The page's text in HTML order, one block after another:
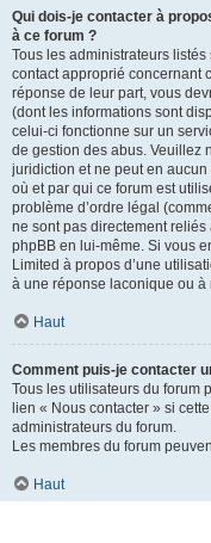
Qui dois-je contacter à
à ce forum ?
Tous les administrateurs
contact approprié concernant
réponse de leur part, vous
(dont les informations sont
celui-ci fonctionne sur un
de gestion des abus. Veuillez
juridiction et ne peut en
où et par qui ce forum est
problème d’ordre légal
ne sont pas directement
phpBB en lui-même. Si vous
Limited à propos d’une
à une réponse laconique ou
Haut
Comment puis-je contacter
Tous les utilisateurs du forum
lien « Nous contacter » si
administrateurs du forum.
Les membres du forum
Haut